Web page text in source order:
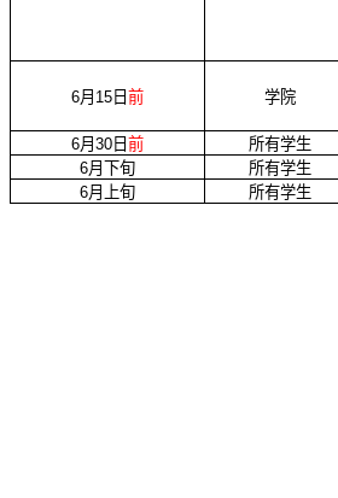
6月 15 日 前 学院
6月 30 日 前 所有学生
6月下旬 所有学生
6月上旬 所有学生